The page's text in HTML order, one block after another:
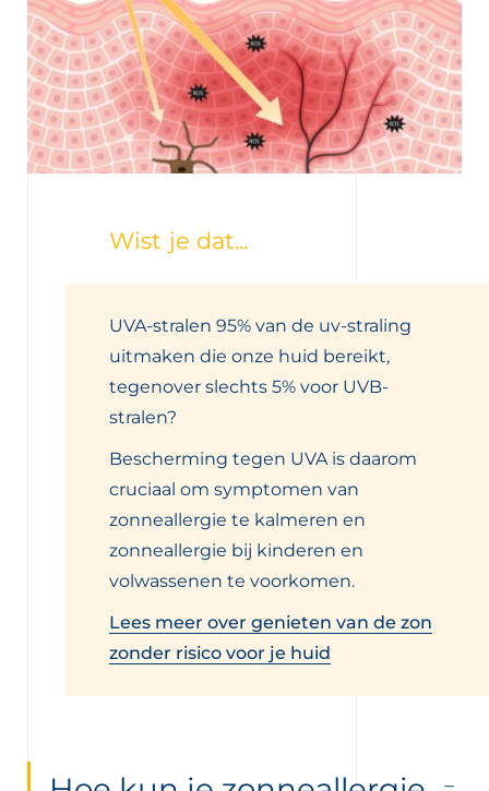
Wist je dat...
UVA-stralen 95% van de uv-straling
uitmaken die onze huid bereikt,
tegenover slechts 5% voor UVB-
stralen?
Bescherming tegen UVA is daarom
cruciaal om symptomen van
zonneallergie te kalmeren en
zonneallergie bij kinderen en
volwassenen te voorkomen.
Lees meer over genieten van de zon
zonder risico voor je huid